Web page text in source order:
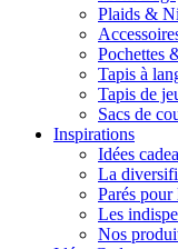
Plaids &
Pochettes
Tapis à
Tapis de
Sacs de
Inspirations
Idées
La
Parés
Les
Nos